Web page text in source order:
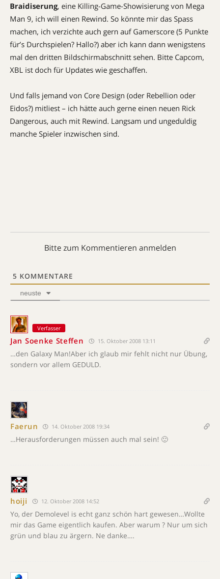
Braidiserung, eine Killing-Game-Showisierung von Mega
Man 9, ich will einen Rewind. So könnte mir das Spass
machen, ich verzichte auch gern auf Gamerscore (5 Punkte
für’s Durchspielen? Hallo?) aber ich kann dann wenigstens
mal den dritten Bildschirmabschnitt sehen. Bitte Capcom,
XBL ist doch für Updates wie geschaffen.
Und falls jemand von Core Design (oder Rebellion oder
Eidos?) mitliest – ich hätte auch gerne einen neuen Rick
Dangerous, auch mit Rewind. Langsam und ungeduldig
manche Spieler inzwischen sind.
Bitte zum Kommentieren anmelden
5 KOMMENTARE
neuste
Verfasser
Jan Soenke Steffen 15. Oktober 2008 13:11
…den Galaxy Man!Aber ich glaub mir fehlt nicht nur Übung,
sondern vor allem GEDULD.
Faerun 14. Oktober 2008 19:34
…Herausforderungen müssen auch mal sein! 🙂
hoiji 12. Oktober 2008 14:52
Yo, der Demolevel is echt ganz schön hart gewesen…Wollte
mir das Game eigentlich kaufen. Aber warum ? Nur um sich
grün und blau zu ärgern. Ne danke….